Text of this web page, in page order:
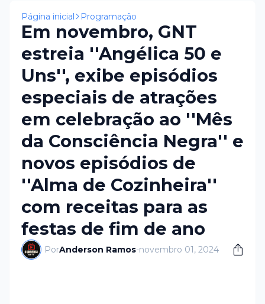
Página inicial Programação
Em novembro, GNT
estreia ''Angélica 50 e
Uns'', exibe episódios
especiais de atrações
em celebração ao ''Mês
da Consciência Negra'' e
novos episódios de
''Alma de Cozinheira''
com receitas para as
festas de fim de ano
PorAnderson Ramos-novembro 01, 2024